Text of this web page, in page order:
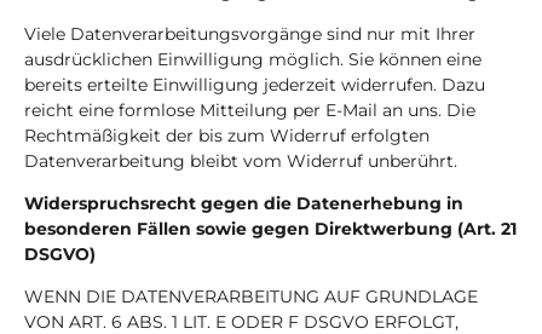
Viele Datenverarbeitungsvorgänge sind nur mit Ihrer
ausdrücklichen Einwilligung möglich. Sie können eine
bereits erteilte Einwilligung jederzeit widerrufen. Dazu
reicht eine formlose Mitteilung per E-Mail an uns. Die
Rechtmäßigkeit der bis zum Widerruf erfolgten
Datenverarbeitung bleibt vom Widerruf unberührt.
Widerspruchsrecht gegen die Datenerhebung in
besonderen Fällen sowie gegen Direktwerbung (Art. 21
DSGVO)
WENN DIE DATENVERARBEITUNG AUF GRUNDLAGE
VON ART. 6 ABS. 1 LIT. E ODER F DSGVO ERFOLGT,